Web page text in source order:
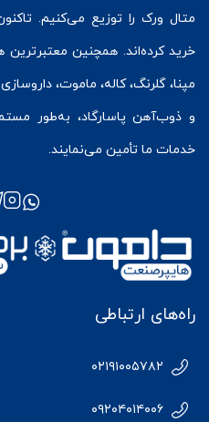
متال ورک
خرید کرده‌اند. همچنین
مپنا، گلرنگ، کاله، ماموت،
و ذوب‌آهن پاسارگاد، به‌طور
خدمات ما تأمین می‌نمایند.
راه‌های ارتباطی
۰۲۱۹۱۰۰۵۷۸۲
۰۹۲۰۴۰۱۴۰۰۶